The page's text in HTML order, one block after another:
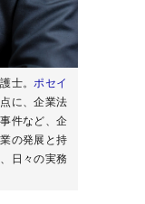
士。 ポセイ
に、企業法
件など、企
の発展と持
日々の実務